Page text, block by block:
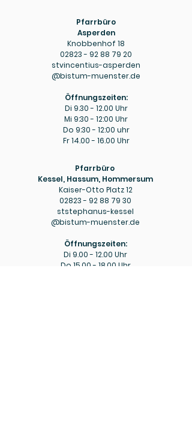
Pfarrbüro
Asperden
Knobbenhof 18
02823 - 92 88 79 20
stvincentius-asperden
@bistum-muenster.de
Öffnungszeiten:
Di 9.30 - 12.00 Uhr
Mi 9:30 - 12:00 Uhr
Do 9:30 - 12:00 uhr
Fr14.00 - 16.00 Uhr
Pfarrbüro
Kessel, Hassum, Hommersum
Kaiser-Otto Platz 12
02823 - 92 88 79 30
ststephanus-kessel
@bistum-muenster.de
Öffnungszeiten:
Di 9.00 - 12.00 Uhr
Do 15.00 - 18.00 Uhr